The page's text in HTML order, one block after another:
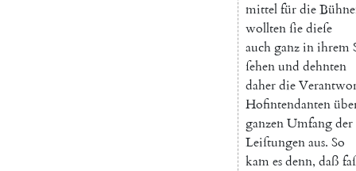
mittelfürdie
wolltenſiedieſe
auchganzinihrem
ſehenund dehnten
daherdie
Hofintendanten
ganzenUmfangder
Leiſtungenaus. So
kamesdenn, daß